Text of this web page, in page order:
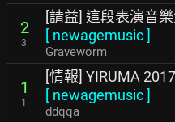
2
3
[請益] 這段表演音
[ newagemusic]
Graveworm
1
1
[情報] YIRUMA
[ newagemusic]
ddqqa